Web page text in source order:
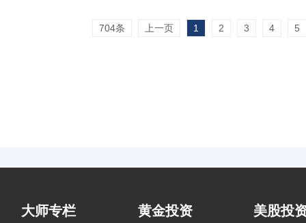
704条 上一页 1 2 3 4 5
大师专栏 黄金投资 美股投